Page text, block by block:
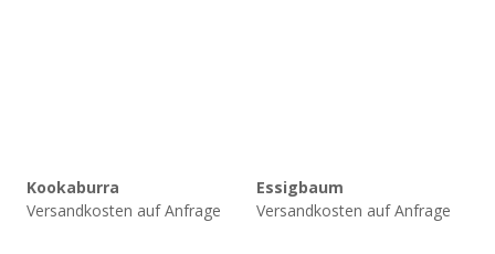
Kookaburra
Versandkosten auf Anfrage
Essigbaum
Versandkosten auf Anfrage